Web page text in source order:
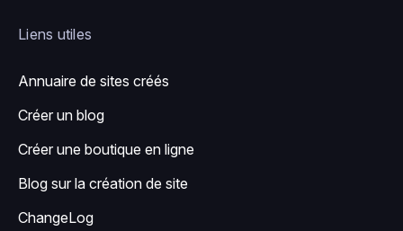
Liens utiles
Annuaire de sites créés
Créer un blog
Créer une boutique en ligne
Blog sur la création de site
ChangeLog